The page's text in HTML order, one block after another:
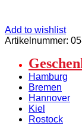
Add to wishlist
Artikelnummer:
Hamburg
Bremen
Hannover
Kiel
Rostock